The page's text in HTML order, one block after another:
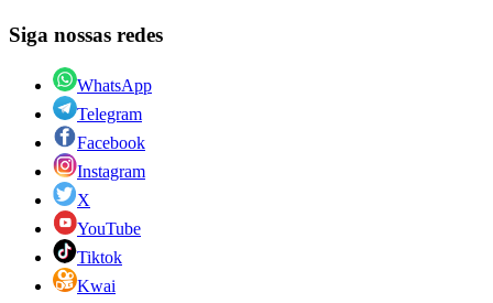
Siga nossas redes
WhatsApp
Telegram
Facebook
Instagram
X
YouTube
Tiktok
Kwai